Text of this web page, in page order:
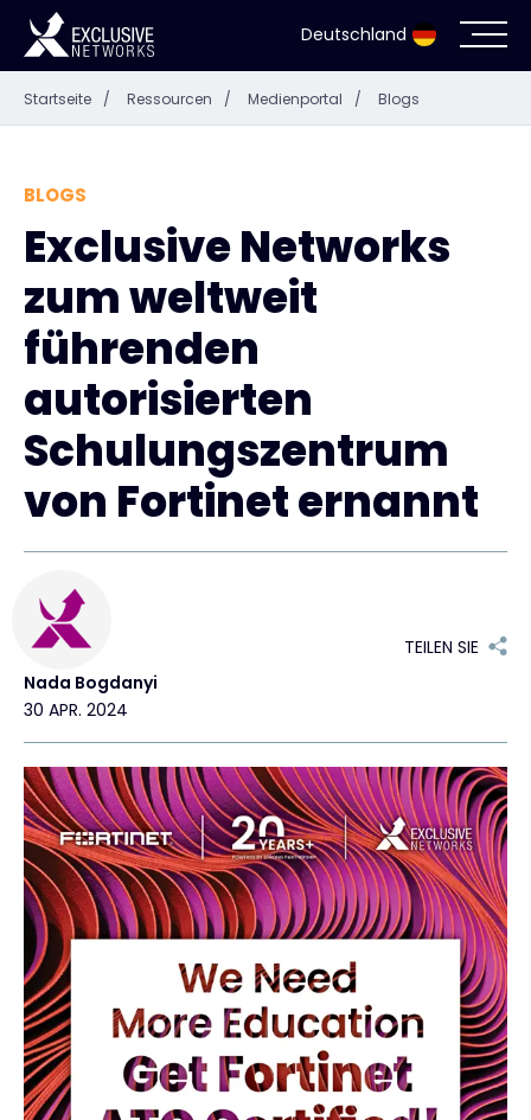
Deutschland
Cybersecurity
Ökosystem
Ressourcen
Unternehmen
Exclusive Access Anmeldung
#weareexclusive
Startseite / Ressourcen / Medienportal / Blogs
BLOGS
Exclusive Networks
zum weltweit
führenden
autorisierten
Schulungszentrum
von Fortinet ernannt
Nada Bogdanyi
30 APR. 2024
TEILEN SIE